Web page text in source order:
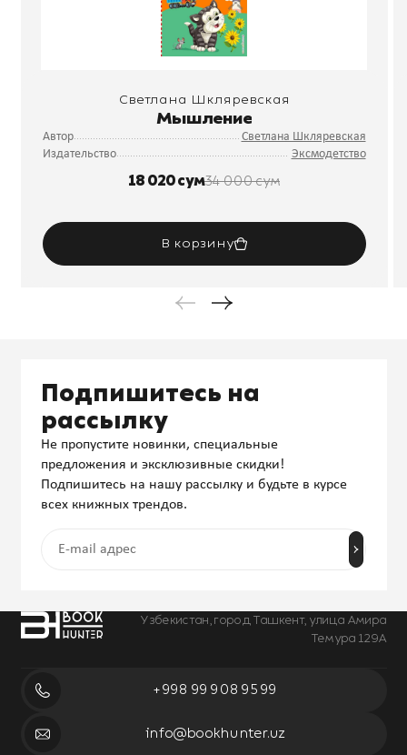
Светлана Шкляревская
Мышление
Автор
Светлана Шкляревская
Издательство
Эксмодетство
18 020 сум34 000 сум
В корзину
Узбекистан, город Ташкент, улица Амира
Темура 129А
+998 99 908 95 99
info@bookhunter.uz
Подпишитесь на
рассылку
Не пропустите новинки, специальные
предложения и эксклюзивные скидки!
Подпишитесь на нашу рассылку и будьте в курсе
всех книжных трендов.